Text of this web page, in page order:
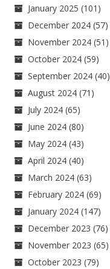
January 2025 (101)
December 2024 (57)
November 2024 (51)
October 2024 (59)
September 2024 (40)
August 2024 (71)
July 2024 (65)
June 2024 (80)
May 2024 (43)
April 2024 (40)
March 2024 (63)
February 2024 (69)
January 2024 (147)
December 2023 (76)
November 2023 (65)
October 2023 (79)